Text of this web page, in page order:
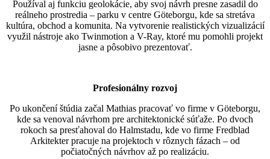
Používal aj funkciu geolokácie, aby svoj návrh presne zasadil do
reálneho prostredia – parku v centre Göteborgu, kde sa stretáva
kultúra, obchod a komunita. Na vytvorenie realistických vizualizácií
využil nástroje ako Twinmotion a V-Ray, ktoré mu pomohli projekt
jasne a pôsobivo prezentovať.
Profesionálny rozvoj
Po ukončení štúdia začal Mathias pracovať vo firme v Göteborgu,
kde sa venoval návrhom pre architektonické súťaže. Po dvoch
rokoch sa presťahoval do Halmstadu, kde vo firme Fredblad
Arkitekter pracuje na projektoch v rôznych fázach – od
počiatočných návrhov až po realizáciu.